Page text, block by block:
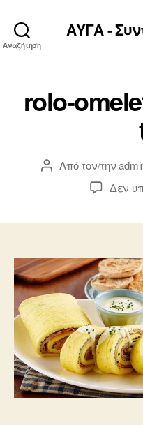
Αναζήτηση
ΑΥΓΑ -
rolo-
Συντάκτης
Από τον/την
Δεν